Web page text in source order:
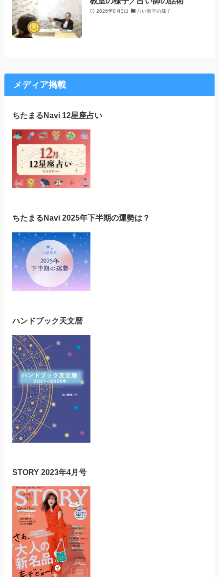
2026年8月3日 占い教室の様子
メディア掲載
ちたまるNavi 12星座占い
ちたまるNavi 2025年下半期の運勢は？
ハンドブック天文暦
STORY 2023年4月号